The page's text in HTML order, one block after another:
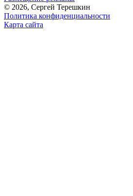
© 2026, Сергей Терешкин
Политика конфиденциальности
Карта сайта